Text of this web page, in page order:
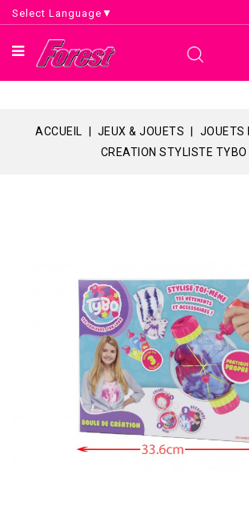
Select Language ▼
ACCUEIL JEUX & JOUETS JOUETS
CREATION STYLISTE TYBO